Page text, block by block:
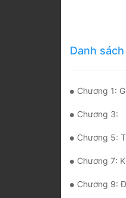
Danh
Chương 1:
Chương 3:
Chương 5:
Chương 7:
Chương 9: